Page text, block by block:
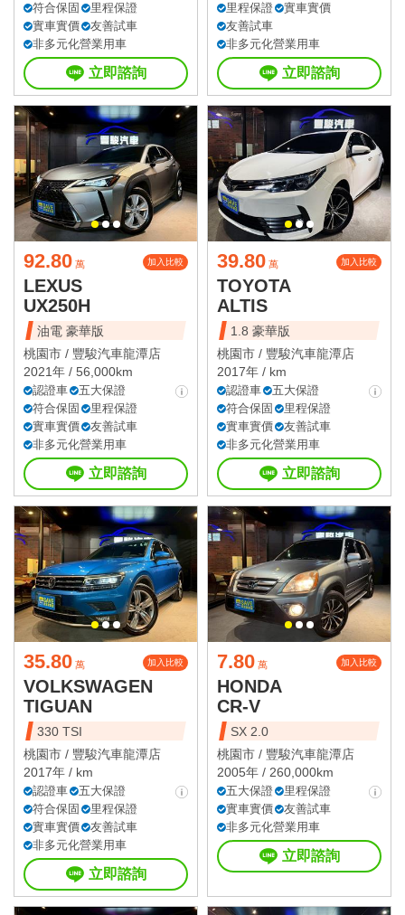
符合保固
里程保證
實車實價
友善試車
非多元化營業用車
立即諮詢
里程保證
實車實價
友善試車
非多元化營業用車
立即諮詢
92.80 萬 加入比較
LEXUS
UX250H
油電 豪華版
桃園市 / 豐駿汽車龍潭店
2021年 / 56,000km
認證車
五大保證
符合保固
里程保證
實車實價
友善試車
非多元化營業用車
立即諮詢
39.80 萬 加入比較
TOYOTA
ALTIS
1.8 豪華版
桃園市 / 豐駿汽車龍潭店
2017年 / km
認證車
五大保證
符合保固
里程保證
實車實價
友善試車
非多元化營業用車
立即諮詢
35.80 萬 加入比較
VOLKSWAGEN
TIGUAN
330 TSI
桃園市 / 豐駿汽車龍潭店
2017年 / km
認證車
五大保證
符合保固
里程保證
實車實價
友善試車
非多元化營業用車
立即諮詢
7.80 萬 加入比較
HONDA
CR-V
SX 2.0
桃園市 / 豐駿汽車龍潭店
2005年 / 260,000km
五大保證
里程保證
實車實價
友善試車
非多元化營業用車
立即諮詢